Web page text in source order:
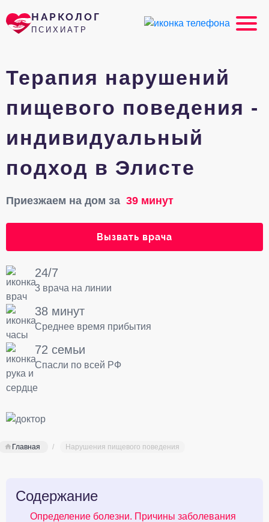
НАРКОЛОГ
ПСИХИАТР
Терапия нарушений
пищевого поведения -
индивидуальный
подход в Элисте
Приезжаем на дом за 39 минут
Вызвать врача
24/7
3 врача на линии
38 минут
Среднее время прибытия
72 семьи
Спасли по всей РФ
Главная Нарушения пищевого поведения
Содержание
Определение болезни. Причины заболевания